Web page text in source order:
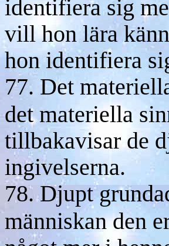
identifiera sig
vill hon lära
hon identifiera
77. Det
det materiella
tillbakavisar de
ingivelserna.
78. Djupt
människan den